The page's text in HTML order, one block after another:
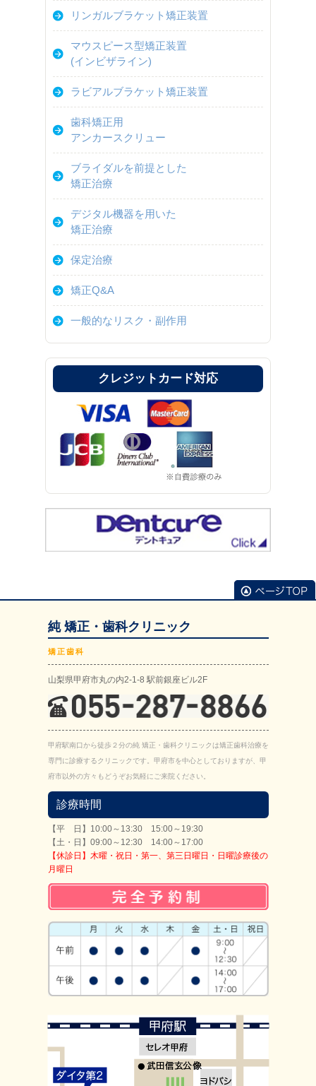
リンガルブラケット矯正装置
マウスピース型矯正装置
(インビザライン)
ラビアルブラケット矯正装置
歯科矯正用
アンカースクリュー
ブライダルを前提とした
矯正治療
デジタル機器を用いた
矯正治療
保定治療
矯正Q&A
一般的なリスク・副作用
クレジットカード対応
純 矯正・歯科クリニック
矯正歯科
山梨県甲府市丸の内2-1-8 駅前銀座ビル2F
甲府駅南口から徒歩２分の純 矯正・歯科クリニックは矯正歯科治療を
専門に診療するクリニックです。甲府市を中心としておりますが、甲
府市以外の方々もどうぞお気軽にご来院ください。
診療時間
【平 日】10:00～13:30 15:00～19:30
【土・日】09:00～12:30 14:00～17:00
【休診日】木曜・祝日・第一、第三日曜日・日曜診療後の
月曜日